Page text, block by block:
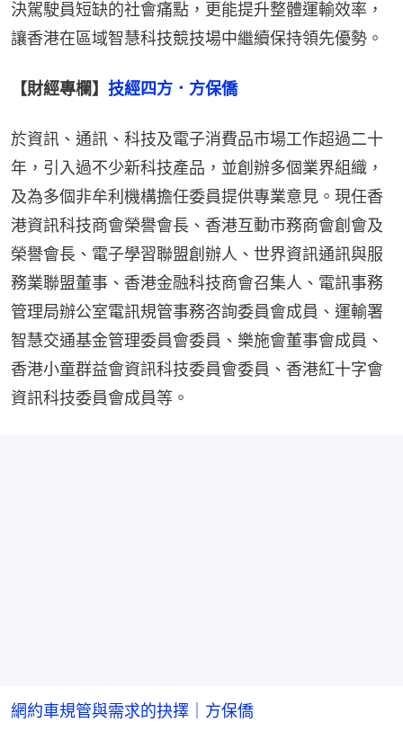
決駕駛員短缺的社會痛點，更能提升整體運輸效率，
讓香港在區域智慧科技競技場中繼續保持領先優勢。
【財經專欄】 技經四方．方保僑
於資訊、通訊、科技及電子消費品市場工作超過二十
年，引入過不少新科技產品，並創辦多個業界組織，
及為多個非牟利機構擔任委員提供專業意見。現任香
港資訊科技商會榮譽會長、香港互動市務商會創會及
榮譽會長、電子學習聯盟創辦人、世界資訊通訊與服
務業聯盟董事、香港金融科技商會召集人、電訊事務
管理局辦公室電訊規管事務咨詢委員會成員、運輸署
智慧交通基金管理委員會委員、樂施會董事會成員、
香港小童群益會資訊科技委員會委員、香港紅十字會
資訊科技委員會成員等。
網約車規管與需求的抉擇｜方保僑